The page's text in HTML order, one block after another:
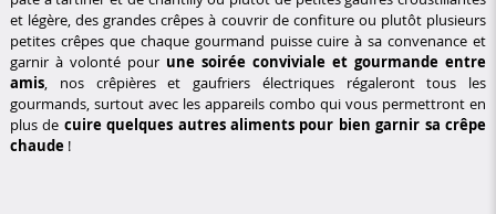
et légère, des grandes crêpes à couvrir de confiture ou plutôt plusieurs
petites crêpes que chaque gourmand puisse cuire à sa convenance et
garnir à volonté pour une soirée conviviale et gourmande entre
amis , nos crêpières et gaufriers électriques régaleront tous les
gourmands, surtout avec les appareils combo qui vous permettront en
plus de cuire quelques autres aliments pour bien garnir sa crêpe
chaude !